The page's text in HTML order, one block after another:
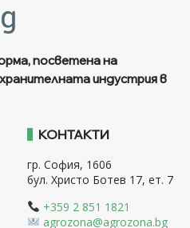
посветена на
индустрия в
КОНТАКТИ
гр. София, 1606
бул. Христо Ботев 17, ет. 7
+359 2 851 1821
agrozona@agrozona.bg